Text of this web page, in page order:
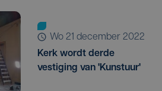
wo 21 december 2022
Kerk wordt derde
vestiging van 'Kunstuur'